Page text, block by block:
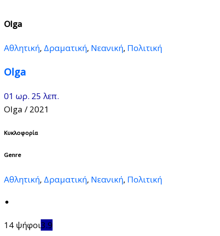
Olga
Αθλητική, Δραματική, Νεανική, Πολιτική
Olga
01 ωρ. 25 λεπ.
Olga / 2021
Κυκλοφορία
Genre
Αθλητική, Δραματική, Νεανική, Πολιτική
14 ψήφοι3.9